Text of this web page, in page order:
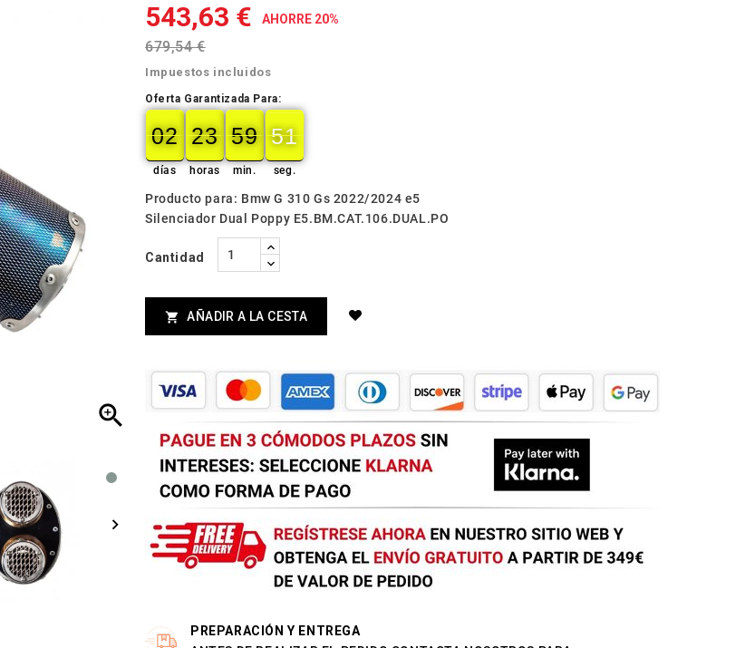

543,63 € AHORRE 20%
679,54 €
Impuestos incluidos
Oferta Garantizada Para:
02
02
00
días
23
23
00
horas
59
59
00
min.
49
49
50
seg.
Producto para: Bmw G 310 Gs 2022/2024 e5
Silenciador Dual Poppy E5.BM.CAT.106.DUAL.PO
Cantidad
 AÑADIR A LA CESTA
PREPARACIÓN Y ENTREGA